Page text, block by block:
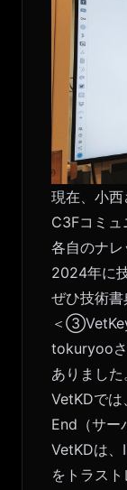
現在、小
C3Fコミュ
各自のナレ
2024年に
ぜひ技術書
＜
tokuryoo
ありました
VetKDで
End（サー
VetKDは
をトラス